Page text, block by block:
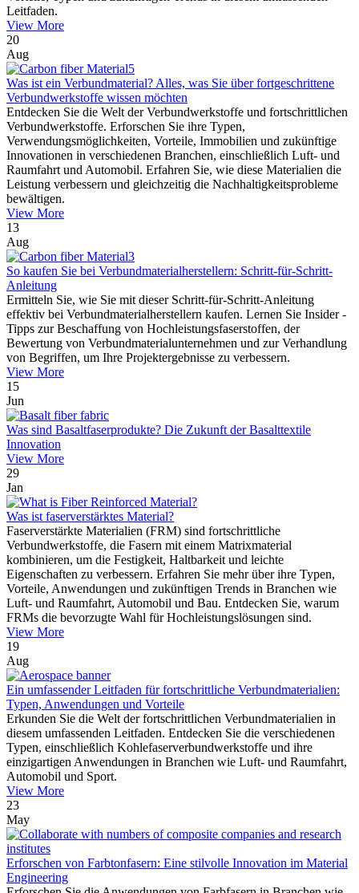
Leitfaden.
View More
20
Aug
Was ist ein Verbundmaterial? Alles, was Sie über fortgeschrittene
Verbundwerkstoffe wissen möchten
Entdecken Sie die Welt der Verbundwerkstoffe und fortschrittlichen
Verbundwerkstoffe. Erforschen Sie ihre Typen,
Verwendungsmöglichkeiten, Vorteile, Immobilien und zukünftige
Innovationen in verschiedenen Branchen, einschließlich Luft- und
Raumfahrt und Automobil. Erfahren Sie, wie diese Materialien die
Leistung verbessern und gleichzeitig die Nachhaltigkeitsprobleme
bewältigen.
View More
13
Aug
So kaufen Sie bei Verbundmaterialherstellern: Schritt-für-Schritt-
Anleitung
Ermitteln Sie, wie Sie mit dieser Schritt-für-Schritt-Anleitung
effektiv bei Verbundmaterialherstellern kaufen. Lernen Sie Insider -
Tipps zur Beschaffung von Hochleistungsfaserstoffen, der
Bewertung von Verbundmaterialunternehmen und zur Verhandlung
von Begriffen, um Ihre Projektergebnisse zu verbessern.
View More
15
Jun
Was sind Basaltfaserprodukte? Die Zukunft der Basalttextile
Innovation
View More
29
Jan
Was ist faserverstärktes Material?
Faserverstärkte Materialien (FRM) sind fortschrittliche
Verbundwerkstoffe, die Fasern mit einem Matrixmaterial
kombinieren, um die Festigkeit, Haltbarkeit und leichte
Eigenschaften zu verbessern. Erfahren Sie mehr über ihre Typen,
Vorteile, Anwendungen und zukünftigen Trends in Branchen wie
Luft- und Raumfahrt, Automobil und Bau. Entdecken Sie, warum
FRMs die bevorzugte Wahl für Hochleistungslösungen sind.
View More
19
Aug
Ein umfassender Leitfaden für fortschrittliche Verbundmaterialien:
Typen, Anwendungen und Vorteile
Erkunden Sie die Welt der fortschrittlichen Verbundmaterialien in
diesem umfassenden Leitfaden. Entdecken Sie die verschiedenen
Typen, einschließlich Kohlefaserverbundwerkstoffe und ihre
einzigartigen Anwendungen in Branchen wie Luft- und Raumfahrt,
Automobil und Sport.
View More
23
May
Erforschen von Farbtonfasern: Eine stilvolle Innovation im Material
Engineering